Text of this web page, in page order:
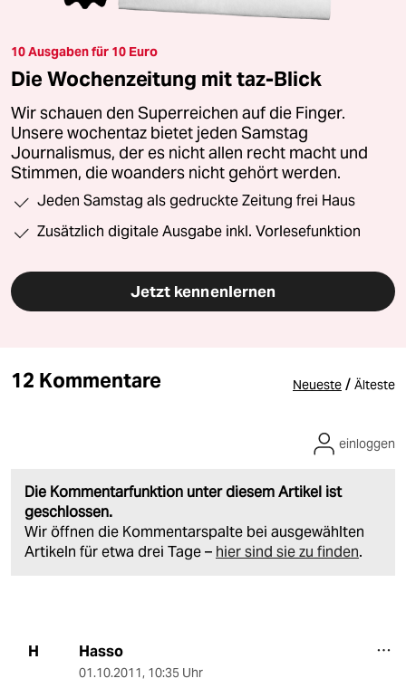
10 Ausgaben für 10 Euro
Die Wochenzeitung mit taz-Blick
Wir schauen den Superreichen auf die Finger.
Unsere wochentaz bietet jeden Samstag
Journalismus, der es nicht allen recht macht und
Stimmen, die woanders nicht gehört werden.
Jeden Samstag als gedruckte Zeitung frei Haus
Zusätzlich digitale Ausgabe inkl. Vorlesefunktion
Jetzt kennenlernen
12 Kommentare Neueste / Älteste
Die Kommentarfunktion unter diesem Artikel ist
geschlossen.
Wir öffnen die Kommentarspalte bei ausgewählten
Artikeln für etwa drei Tage – hier sind sie zu finden.
einloggen
H Hasso
01.10.2011, 10:35 Uhr